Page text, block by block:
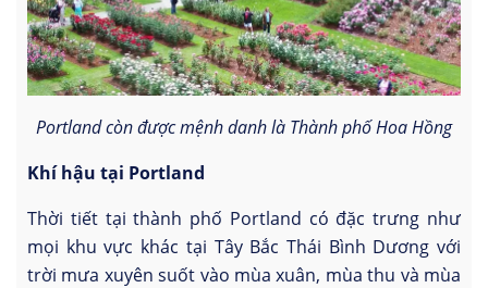
Portland còn được mệnh danh là Thành phố Hoa Hồng
Khí hậu tại Portland
Thời tiết tại thành phố Portland có đặc trưng như
mọi khu vực khác tại Tây Bắc Thái Bình Dương với
trời mưa xuyên suốt vào mùa xuân, mùa thu và mùa